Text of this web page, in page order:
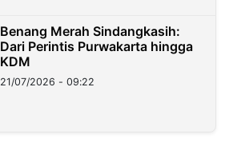
Benang Merah Sindangkasih:
Dari Perintis Purwakarta hingga
KDM
21/07/2026 - 09:22